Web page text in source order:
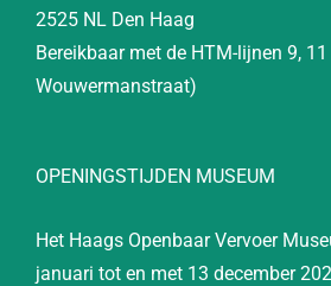
2525 NL Den Haag
Bereikbaar met de HTM-lijnen 9,
Wouwermanstraat)
OPENINGSTIJDEN MUSEUM
Het Haags Openbaar Vervoer
januari tot en met 13 december